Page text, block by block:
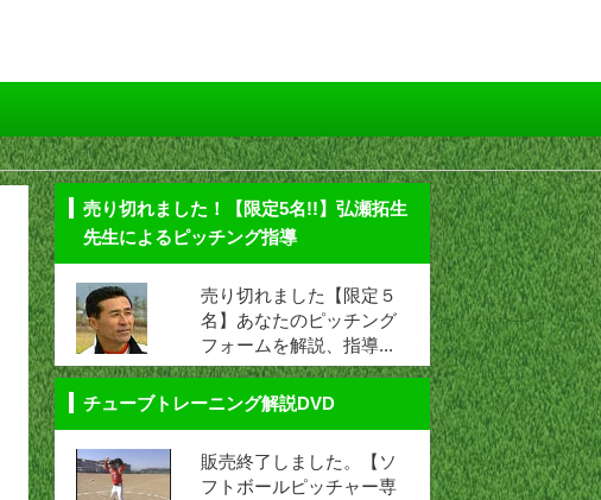
売り切れました！【限定5名!!】弘瀬拓生
先生によるピッチング指導
売り切れました【限定５
名】あなたのピッチング
フォームを解説、指導...
チューブトレーニング解説DVD
販売終了しました。【ソ
フトボールピッチャー専